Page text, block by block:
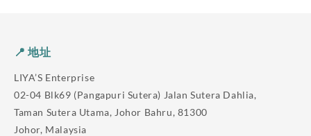
📍 地址
LIYA’S Enterprise
02-04 Blk69 (Pangapuri Sutera) Jalan Sutera Dahlia,
Taman Sutera Utama, Johor Bahru, 81300
Johor, Malaysia